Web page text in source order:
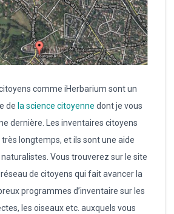
comme iHerbarium sont un
de la science citoyenne dont je vous
dernière. Les inventaires citoyens
longtemps, et ils sont une aide
Vous trouverez sur le site
réseau de citoyens qui fait avancer la
programmes d’inventaire sur les
les oiseaux etc. auxquels vous